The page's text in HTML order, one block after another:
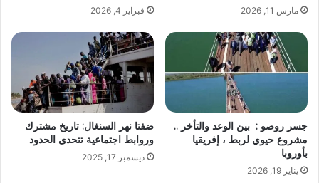
مارس 11, 2026 فبراير 4, 2026
جسر روصو : بين الوعد والتأخر ..
مشروع حيوي لربط ، إفريقيا
بأوروبا
يناير 19, 2026
ضفتا نهر السنغال: تاريخ مشترك
وروابط اجتماعية تتحدى الحدود
ديسمبر 17, 2025